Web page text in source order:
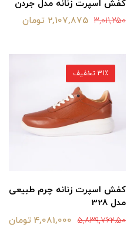
کفش اسپرت زنانه مدل جردن
3,011,250 2,107,875 تومان
کفش اسپرت زنانه چرم طبیعی
مدل 328
5,839,762.50 4,081,000 تومان
31٪ تخفیف